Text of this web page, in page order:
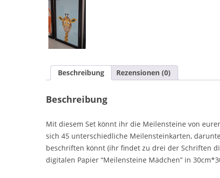
Beschreibung Rezensionen (0)
Beschreibung
Mit diesem Set könnt ihr die Meilensteine von
sich 45 unterschiedliche Meilensteinkarten,
beschriften könnt (ihr findet zu drei der Schriften
digitalen Papier “Meilensteine Mädchen” in